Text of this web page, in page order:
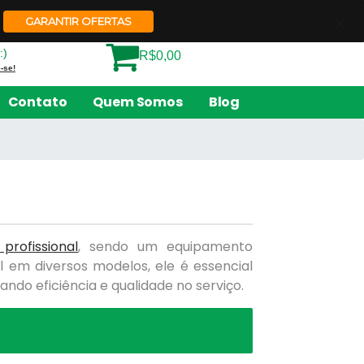
GARANTIR OFERTAS Quem Somos
se!
R$0,00
Contato Quem Somos Blog
, sendo um equipamento
diversos modelos, ele é essencial
eficiência e qualidade no serviço.